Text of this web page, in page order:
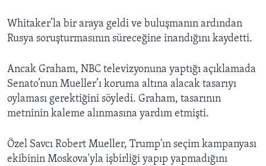
Whitaker’la bir araya geldi ve buluşmanın ardından
Rusya soruşturmasının süreceğine inandığını kaydetti.
Ancak Graham, NBC televizyonuna yaptığı açıklamada
Senato’nun Mueller’ı koruma altına alacak tasarıyı
oylaması gerektiğini söyledi. Graham, tasarının
metninin kaleme alınmasına yardım etmişti.
Özel Savcı Robert Mueller, Trump'ın seçim kampanyası
ekibinin Moskova'yla işbirliği yapıp yapmadığını